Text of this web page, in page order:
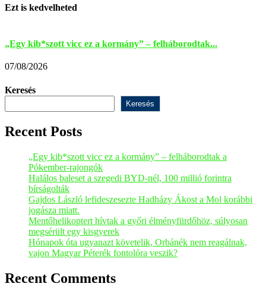
Ezt is kedvelheted
„Egy kib*szott vicc ez a kormány” – felháborodtak...
07/08/2026
Keresés
Keresés
Recent Posts
„Egy kib*szott vicc ez a kormány” – felháborodtak a
Pókember-rajongók
Halálos baleset a szegedi BYD-nél, 100 millió forintra
bírságolták
Gajdos László lefideszesezte Hadházy Ákost a Mol korábbi
jogásza miatt.
Mentőhelikoptert hívtak a győri élményfürdőhöz, súlyosan
megsérült egy kisgyerek
Hónapok óta ugyanazt követelik, Orbánék nem reagálnak,
vajon Magyar Péterék fontolóra veszik?
Recent Comments